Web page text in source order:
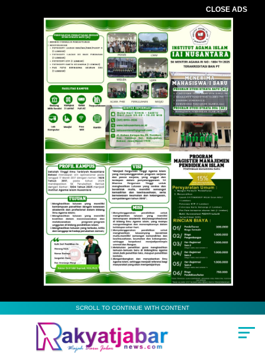
CLOSE ADS
SCROLL TO CONTINUE WITH CONTENT